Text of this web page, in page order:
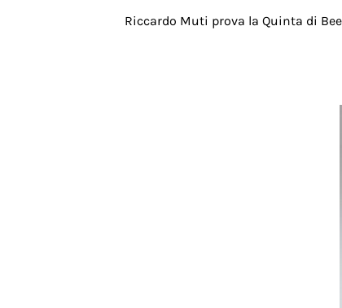
Riccardo Muti prova la Quinta di